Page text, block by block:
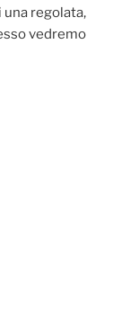
regolata,
vedremo